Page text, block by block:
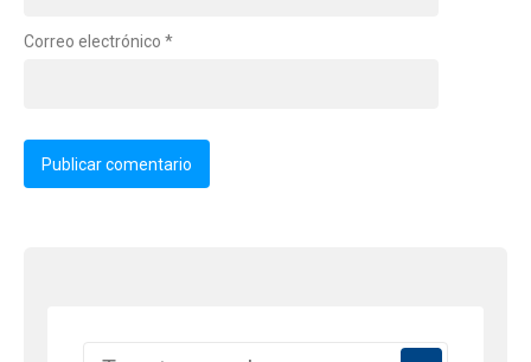
Correo electrónico *